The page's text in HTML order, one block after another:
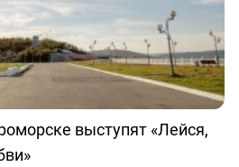
выступят «Лейся,